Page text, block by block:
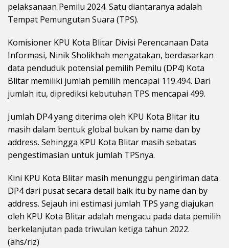
pelaksanaan Pemilu 2024. Satu diantaranya adalah
Tempat Pemungutan Suara (TPS).
Komisioner KPU Kota Blitar Divisi Perencanaan Data
Informasi, Ninik Sholikhah mengatakan, berdasarkan
data penduduk potensial pemilih Pemilu (DP4) Kota
Blitar memiliki jumlah pemilih mencapai 119.494. Dari
jumlah itu, diprediksi kebutuhan TPS mencapai 499.
Jumlah DP4 yang diterima oleh KPU Kota Blitar itu
masih dalam bentuk global bukan by name dan by
address. Sehingga KPU Kota Blitar masih sebatas
pengestimasian untuk jumlah TPSnya.
Kini KPU Kota Blitar masih menunggu pengiriman data
DP4 dari pusat secara detail baik itu by name dan by
address. Sejauh ini estimasi jumlah TPS yang diajukan
oleh KPU Kota Blitar adalah mengacu pada data pemilih
berkelanjutan pada triwulan ketiga tahun 2022.
(ahs/riz)